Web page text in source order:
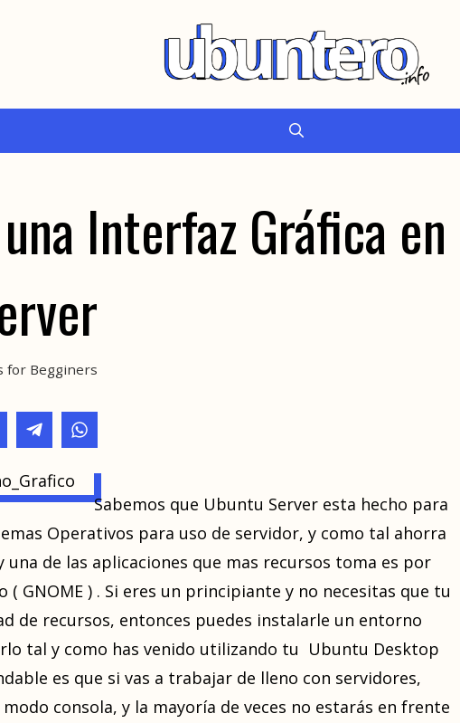
Interfaz Gráfica en
for Begginers
Sabemos que Ubuntu Server esta hecho para
Operativos para uso de servidor, y como tal ahorra
de las aplicaciones que mas recursos toma es por
GNOME ) . Si eres un principiante y no necesitas que tu
de recursos, entonces puedes instalarle un entorno
tal y como has venido utilizando tu Ubuntu Desktop
es que si vas a trabajar de lleno con servidores,
consola, y la mayoría de veces no estarás en frente